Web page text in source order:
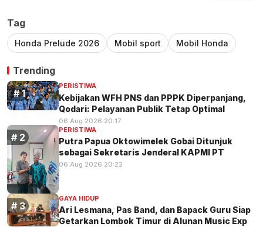
Tag
Honda Prelude 2026 Mobil sport Mobil Honda
Trending
PERISTIWA
Kebijakan WFH PNS dan PPPK Diperpanjang,
Qodari: Pelayanan Publik Tetap Optimal
06 Aug 2026 20:17
PERISTIWA
Putra Papua Oktowimelek Gobai Ditunjuk
sebagai Sekretaris Jenderal KAPMI PT
06 Aug 2026 20:22
GAYA HIDUP
Ari Lesmana, Pas Band, dan Bapack Guru Siap
Getarkan Lombok Timur di Alunan Music Exp